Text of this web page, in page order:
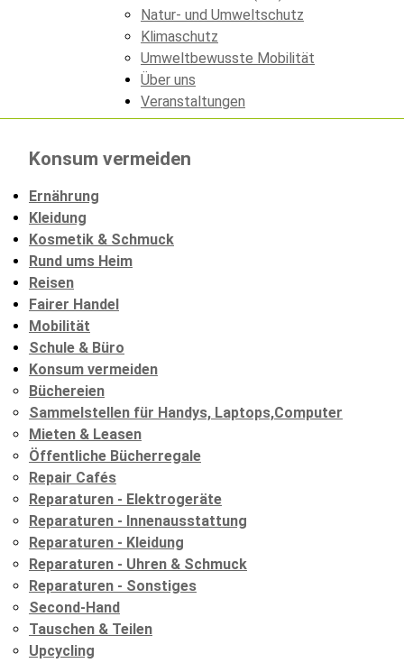
Natur- und Umweltschutz
Klimaschutz
Umweltbewusste Mobilität
Über uns
Veranstaltungen
Konsum vermeiden
Ernährung
Kleidung
Kosmetik & Schmuck
Rund ums Heim
Reisen
Fairer Handel
Mobilität
Schule & Büro
Konsum vermeiden
Büchereien
Sammelstellen für Handys, Laptops,Computer
Mieten & Leasen
Öffentliche Bücherregale
Repair Cafés
Reparaturen - Elektrogeräte
Reparaturen - Innenausstattung
Reparaturen - Kleidung
Reparaturen - Uhren & Schmuck
Reparaturen - Sonstiges
Second-Hand
Tauschen & Teilen
Upcycling